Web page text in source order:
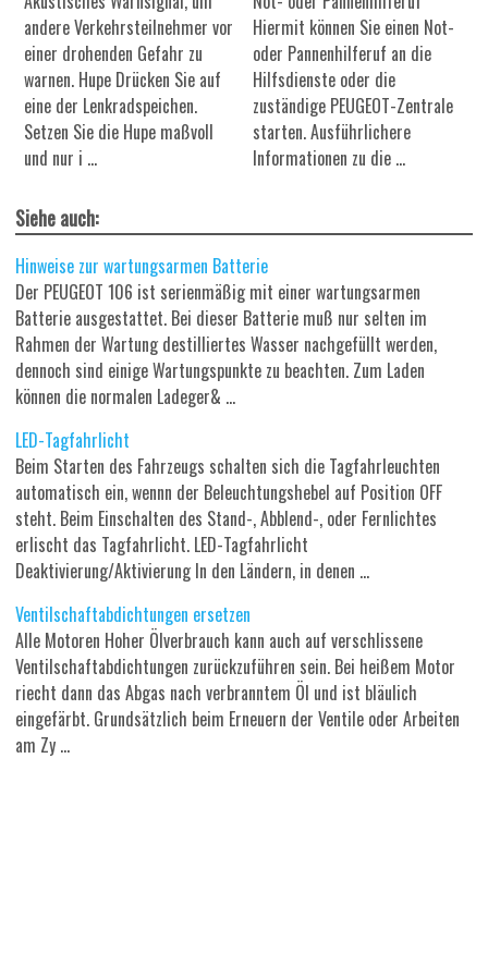
andere Verkehrsteilnehmer vor
einer drohenden Gefahr zu
warnen. Hupe Drücken Sie auf
eine der Lenkradspeichen.
Setzen Sie die Hupe maßvoll
und nur i ...
Hiermit können Sie einen Not-
oder Pannenhilferuf an die
Hilfsdienste oder die
zuständige PEUGEOT-Zentrale
starten. Ausführlichere
Informationen zu die ...
Siehe auch:
Hinweise zur wartungsarmen Batterie
Der PEUGEOT 106 ist serienmäßig mit einer wartungsarmen
Batterie ausgestattet. Bei dieser Batterie muß nur selten im
Rahmen der Wartung destilliertes Wasser nachgefüllt werden,
dennoch sind einige Wartungspunkte zu beachten. Zum Laden
können die normalen Ladeger& ...
LED-Tagfahrlicht
Beim Starten des Fahrzeugs schalten sich die Tagfahrleuchten
automatisch ein, wennn der Beleuchtungshebel auf Position OFF
steht. Beim Einschalten des Stand-, Abblend-, oder Fernlichtes
erlischt das Tagfahrlicht. LED-Tagfahrlicht
Deaktivierung/Aktivierung In den Ländern, in denen ...
Ventilschaftabdichtungen ersetzen
Alle Motoren Hoher Ölverbrauch kann auch auf verschlissene
Ventilschaftabdichtungen zurückzuführen sein. Bei heißem Motor
riecht dann das Abgas nach verbranntem Öl und ist bläulich
eingefärbt. Grundsätzlich beim Erneuern der Ventile oder Arbeiten
am Zy ...